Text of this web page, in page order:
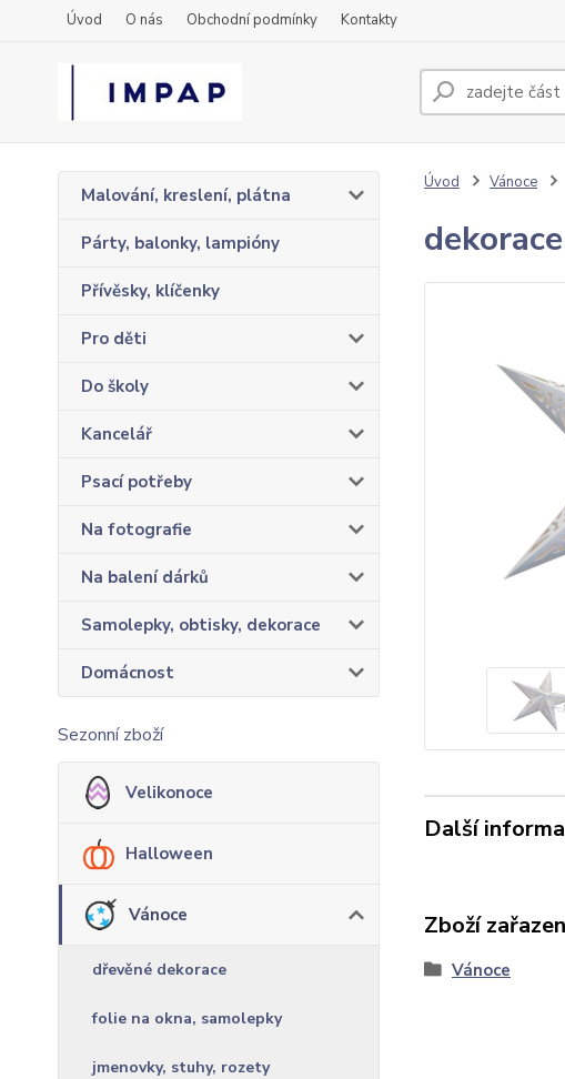
Úvod O nás Obchodní podmínky Kontakty
Malování, kreslení, plátna
Párty, balonky, lampióny
Přívěsky, klíčenky
Pro děti
Do školy
Kancelář
Psací potřeby
Na fotografie
Na balení dárků
Samolepky, obtisky, dekorace
Domácnost
Sezonní zboží
Velikonoce
Halloween
Vánoce
dřevěné dekorace
folie na okna, samolepky
jmenovky, stuhy, rozety
Úvod Vánoce
Další
Zboží
Vánoce